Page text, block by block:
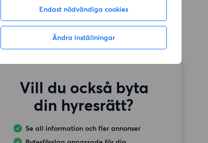
Endast nödvändiga cookies
Ändra inställningar
Vill du också byta
din hyresrätt?
Se all information och fler annonser